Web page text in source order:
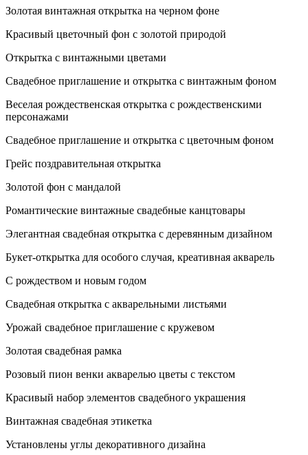
Золотая винтажная открытка на черном фоне
Красивый цветочный фон с золотой природой
Открытка с винтажными цветами
Свадебное приглашение и открытка с винтажным фоном
Веселая рождественская открытка с рождественскими
персонажами
Свадебное приглашение и открытка с цветочным фоном
Грейс поздравительная открытка
Золотой фон с мандалой
Романтические винтажные свадебные канцтовары
Элегантная свадебная открытка с деревянным дизайном
Букет-открытка для особого случая, креативная акварель
С рождеством и новым годом
Свадебная открытка с акварельными листьями
Урожай свадебное приглашение с кружевом
Золотая свадебная рамка
Розовый пион венки акварелью цветы с текстом
Красивый набор элементов свадебного украшения
Винтажная свадебная этикетка
Установлены углы декоративного дизайна